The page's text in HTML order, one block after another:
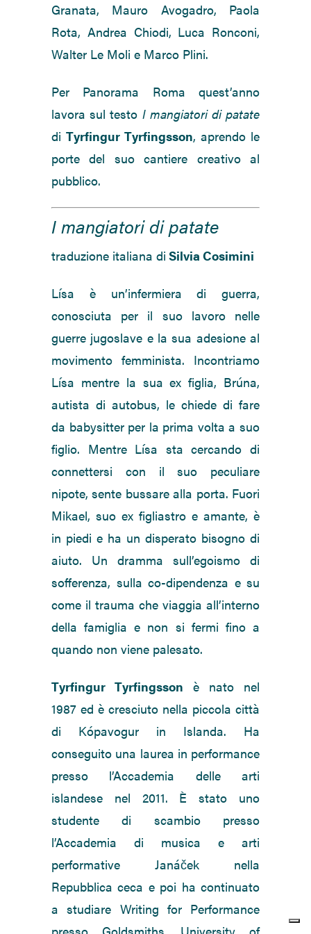
Granata, Mauro Avogadro, Paola
Rota, Andrea Chiodi, Luca Ronconi,
Walter Le Moli e Marco Plini.
Per Panorama Roma quest’anno
lavora sul testo I mangiatori di patate
di Tyrfingur Tyrfingsson, aprendo le
porte del suo cantiere creativo al
pubblico.
I mangiatori di patate
traduzione italiana di Silvia Cosimini
Lísa è un’infermiera di guerra,
conosciuta per il suo lavoro nelle
guerre jugoslave e la sua adesione al
movimento femminista. Incontriamo
Lísa mentre la sua ex figlia, Brúna,
autista di autobus, le chiede di fare
da babysitter per la prima volta a suo
figlio. Mentre Lísa sta cercando di
connettersi con il suo peculiare
nipote, sente bussare alla porta. Fuori
Mikael, suo ex figliastro e amante, è
in piedi e ha un disperato bisogno di
aiuto. Un dramma sull’egoismo di
sofferenza, sulla co-dipendenza e su
come il trauma che viaggia all’interno
della famiglia e non si fermi fino a
quando non viene palesato.
Tyrfingur Tyrfingsson è nato nel
1987 ed è cresciuto nella piccola città
di Kópavogur in Islanda. Ha
conseguito una laurea in performance
presso l’Accademia delle arti
islandese nel 2011. È stato uno
studente di scambio presso
l’Accademia di musica e arti
performative Janáček nella
Repubblica ceca e poi ha continuato
a studiare Writing for Performance